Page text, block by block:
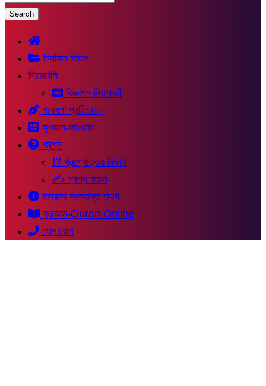
Search
নিয়মিত বিভাগ
নিয়মাবলি
বিজ্ঞাপন নিয়মাবলী
গবেষণা প্রতিবেদন
সুওয়াল-জাওয়াব
প্রশ্ন
⁉ প্রশ্নোত্তর বিভাগ
✍ প্রশ্ন করুন
মাদরাসা সংক্রান্ত তথ্য
কুরআন-Quran Online
যোগাযোগ